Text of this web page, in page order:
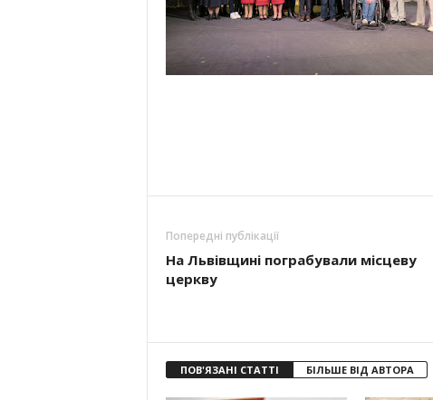
Попередні публікації
На Львівщині пограбували місцеву
церкву
ПОВ'ЯЗАНІ СТАТТІ БІЛЬШЕ ВІД АВТОРА